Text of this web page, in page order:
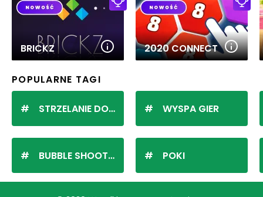
BRICKZ 2020 CONNECT
POPULARNE TAGI
STRZELANIE DO KULEK
BUBBLE SHOOTER
WYSPA GIER
POKI